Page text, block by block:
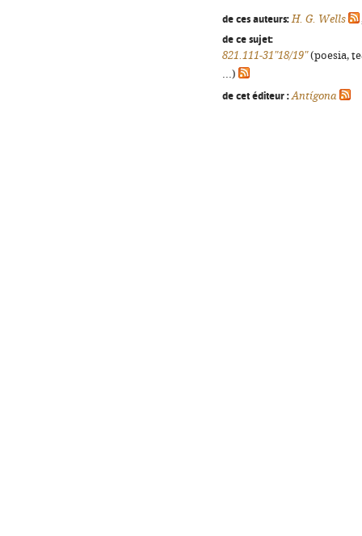
de ces auteurs: H. G. Wells
de ce sujet:
821.111-31"18/19"(poesia,
...)
de cet éditeur : Antígona